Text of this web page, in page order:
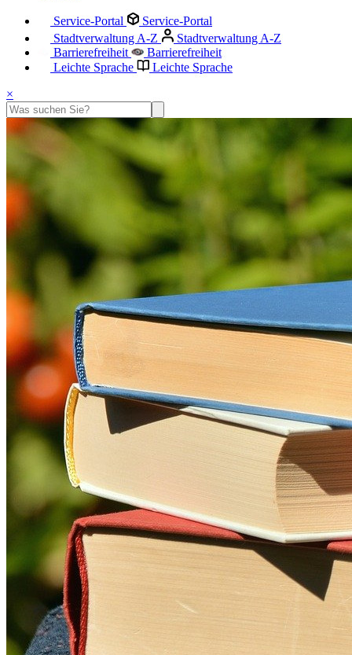
Service-Portal
Service-Portal
Stadtverwaltung A-Z
Stadtverwaltung A-Z
Barrierefreiheit
Barrierefreiheit
Leichte Sprache
Leichte Sprache
×